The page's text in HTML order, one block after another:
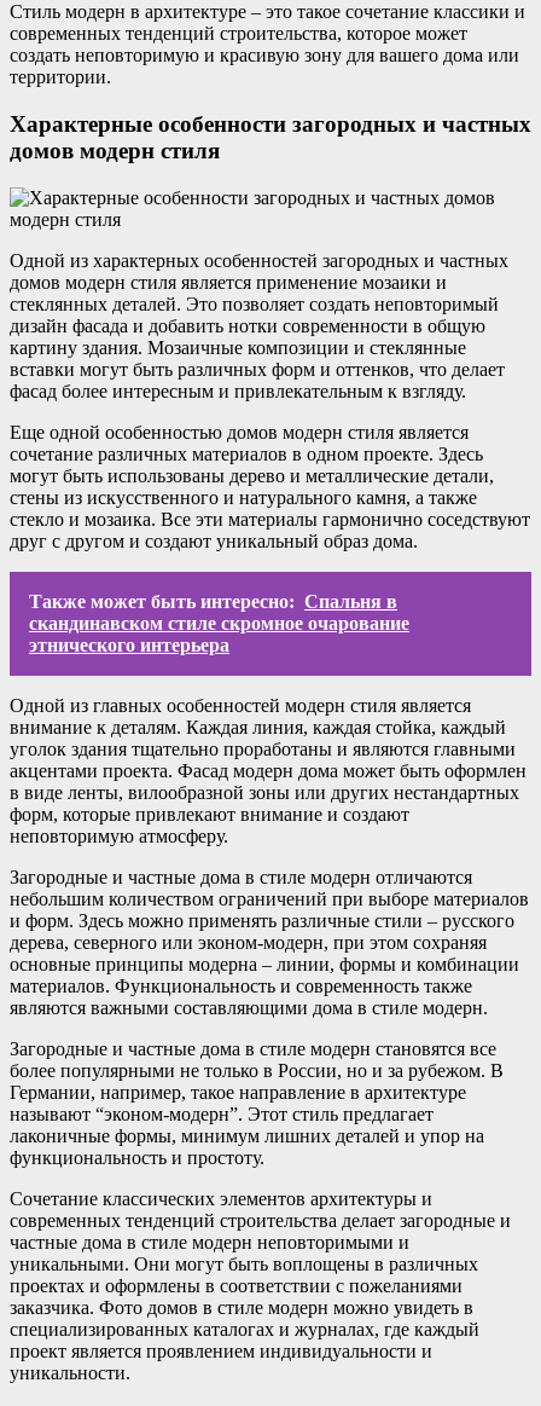
Стиль модерн в архитектуре – это такое сочетание классики и
современных тенденций строительства, которое может
создать неповторимую и красивую зону для вашего дома или
территории.
Характерные особенности загородных и частных
домов модерн стиля
Одной из характерных особенностей загородных и частных
домов модерн стиля является применение мозаики и
стеклянных деталей. Это позволяет создать неповторимый
дизайн фасада и добавить нотки современности в общую
картину здания. Мозаичные композиции и стеклянные
вставки могут быть различных форм и оттенков, что делает
фасад более интересным и привлекательным к взгляду.
Еще одной особенностью домов модерн стиля является
сочетание различных материалов в одном проекте. Здесь
могут быть использованы дерево и металлические детали,
стены из искусственного и натурального камня, а также
стекло и мозаика. Все эти материалы гармонично соседствуют
друг с другом и создают уникальный образ дома.
Также может быть интересно: Спальня в
скандинавском стиле скромное очарование
этнического интерьера
Одной из главных особенностей модерн стиля является
внимание к деталям. Каждая линия, каждая стойка, каждый
уголок здания тщательно проработаны и являются главными
акцентами проекта. Фасад модерн дома может быть оформлен
в виде ленты, вилообразной зоны или других нестандартных
форм, которые привлекают внимание и создают
неповторимую атмосферу.
Загородные и частные дома в стиле модерн отличаются
небольшим количеством ограничений при выборе материалов
и форм. Здесь можно применять различные стили – русского
дерева, северного или эконом-модерн, при этом сохраняя
основные принципы модерна – линии, формы и комбинации
материалов. Функциональность и современность также
являются важными составляющими дома в стиле модерн.
Загородные и частные дома в стиле модерн становятся все
более популярными не только в России, но и за рубежом. В
Германии, например, такое направление в архитектуре
называют “эконом-модерн”. Этот стиль предлагает
лаконичные формы, минимум лишних деталей и упор на
функциональность и простоту.
Сочетание классических элементов архитектуры и
современных тенденций строительства делает загородные и
частные дома в стиле модерн неповторимыми и
уникальными. Они могут быть воплощены в различных
проектах и оформлены в соответствии с пожеланиями
заказчика. Фото домов в стиле модерн можно увидеть в
специализированных каталогах и журналах, где каждый
проект является проявлением индивидуальности и
уникальности.